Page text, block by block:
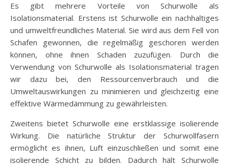
Es gibt mehrere Vorteile von Schurwolle als
Isolationsmaterial. Erstens ist Schurwolle ein nachhaltiges
und umweltfreundliches Material. Sie wird aus dem Fell von
Schafen gewonnen, die regelmäßig geschoren werden
können, ohne ihnen Schaden zuzufügen. Durch die
Verwendung von Schurwolle als Isolationsmaterial tragen
wir dazu bei, den Ressourcenverbrauch und die
Umweltauswirkungen zu minimieren und gleichzeitig eine
effektive Wärmedämmung zu gewährleisten.
Zweitens bietet Schurwolle eine erstklassige isolierende
Wirkung. Die natürliche Struktur der Schurwollfasern
ermöglicht es ihnen, Luft einzuschließen und somit eine
isolierende Schicht zu bilden. Dadurch hält Schurwolle